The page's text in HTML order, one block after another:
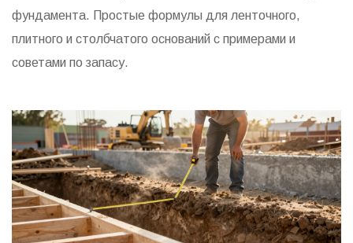
фундамента. Простые формулы для ленточного,
плитного и столбчатого оснований с примерами и
советами по запасу.